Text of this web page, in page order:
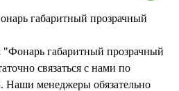
габаритный прозрачный
"Фонарь габаритный прозрачный
связаться с нами по
Наши менеджеры обязательно